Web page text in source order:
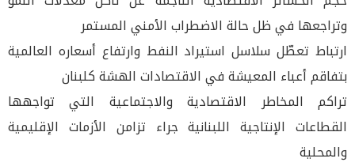
وتراجعها في ظل حالة الاضطراب الأمني المستمر
ارتباط تعطّل سلاسل استيراد النفط وارتفاع أسعاره العالمية
بتفاقم أعباء المعيشة في الاقتصادات الهشة كلبنان
تراكم المخاطر الاقتصادية والاجتماعية التي تواجهها
القطاعات الإنتاجية اللبنانية جراء تزامن الأزمات الإقليمية
والمحلية